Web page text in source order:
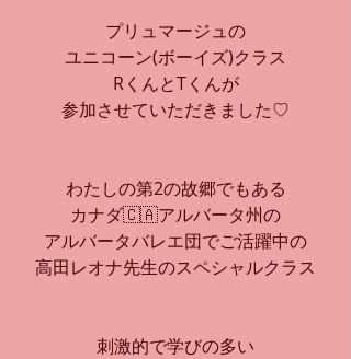
プリュマージュの
ユニコーン(ボーイズ)クラス
RくんとTくんが
参加させていただきました♡
わたしの第2の故郷でもある
カナダ🇨🇦アルバータ州の
アルバータバレエ団でご活躍中の
高田レオナ先生のスペシャルクラス
刺激的で学びの多い